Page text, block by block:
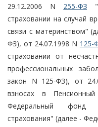
29.12.2006 N 255-ФЗ
страховании на случай
связи с материнством"
ФЗ), от 24.07.1998 N 125-
страховании от
профессиональных
закон N 125-ФЗ), от
взносах в
Федеральный фонд
страхования" (далее -